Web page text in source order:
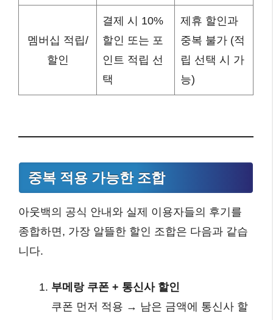
멤버십 적립/
할인
결제 시 10%
할인 또는 포
인트 적립 선
택
제휴 할인과
중복 불가 (적
립 선택 시 가
능)
중복 적용 가능한 조합
아웃백의 공식 안내와 실제 이용자들의 후기를
종합하면, 가장 알뜰한 할인 조합은 다음과 같습
니다.
부메랑 쿠폰 + 통신사 할인
쿠폰 먼저 적용 → 남은 금액에 통신사 할